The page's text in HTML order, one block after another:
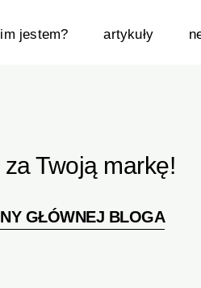
jestem? artykuły
Twoją markę!
GŁÓWNEJ BLOGA